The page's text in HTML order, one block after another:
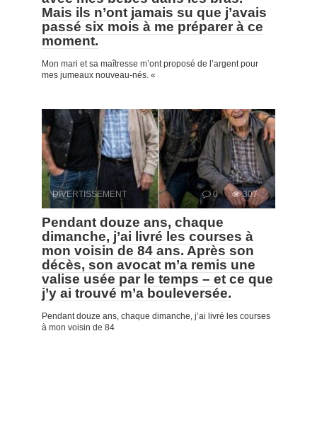
Mais ils n’ont jamais su que j’avais
passé six mois à me préparer à ce
moment.
Mon mari et sa maîtresse m’ont proposé de l’argent pour
mes jumeaux nouveau-nés. «
DIVERTISSEMENT 0 307
Pendant douze ans, chaque
dimanche, j’ai livré les courses à
mon voisin de 84 ans. Après son
décès, son avocat m’a remis une
valise usée par le temps – et ce que
j’y ai trouvé m’a bouleversée.
Pendant douze ans, chaque dimanche, j’ai livré les courses
à mon voisin de 84